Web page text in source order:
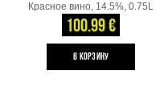
Красное вино, 14.5%, 0.75L
100.99 €
B КОРЗИНУ